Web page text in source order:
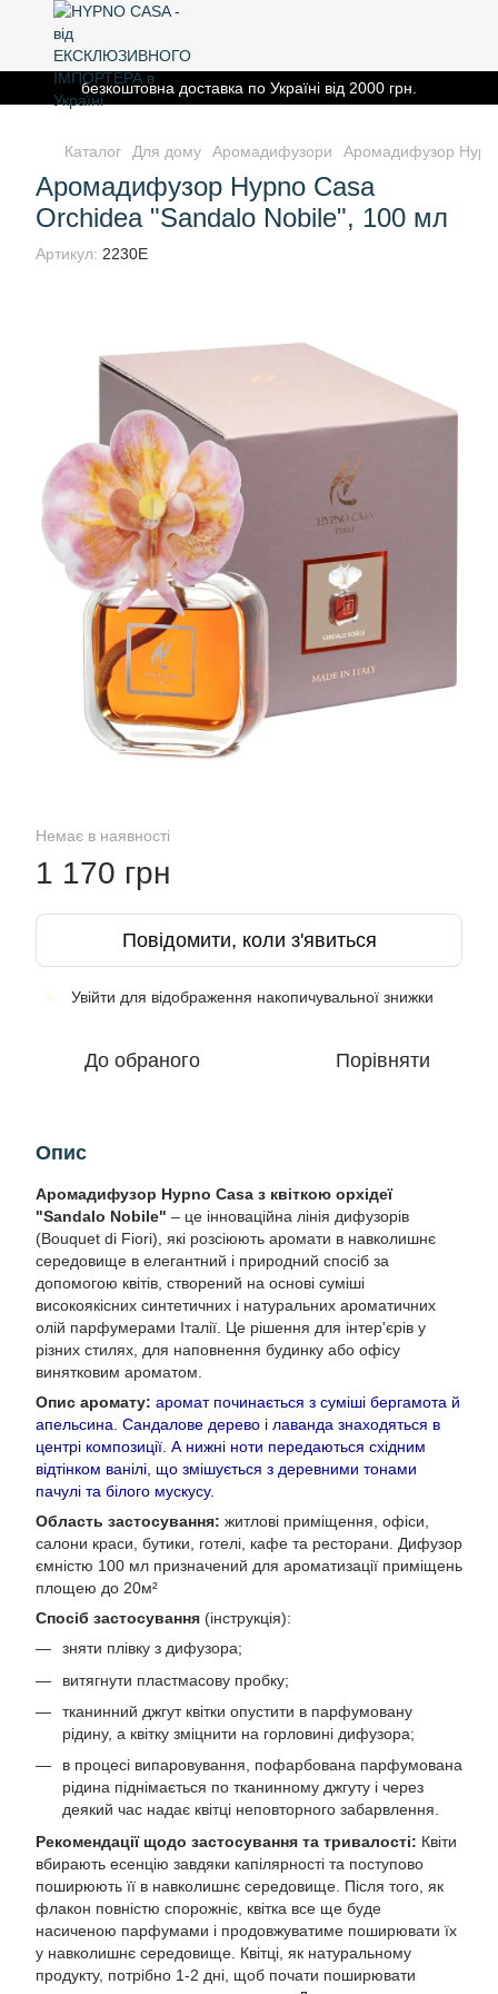
безкоштовна доставка по Україні від 2000 грн.
Каталог Для дому Аромадифузори Аромадифузор
Аромадифузор Hypno Casa
Orchidea "Sandalo Nobile", 100 мл
Артикул: 2230E
Немає в наявності
1 170 грн
Повідомити, коли з'явиться
Увійти для відображення накопичувальної знижки
До обраного Порівняти
Опис
Аромадифузор Hypno Casa з квіткою орхідеї
"Sandalo Nobile" – це інноваційна лінія дифузорів
(Bouquet di Fiori), які розсіюють аромати в навколишнє
середовище в елегантний і природний спосіб за
допомогою квітів, створений на основі суміші
високоякісних синтетичних і натуральних ароматичних
олій парфумерами Італії. Це рішення для інтер'єрів у
різних стилях, для наповнення будинку або офісу
винятковим ароматом.
Опис аромату: аромат починається з суміші бергамота й
апельсина. Сандалове дерево і лаванда знаходяться в
центрі композиції. А нижні ноти передаються східним
відтінком ванілі, що змішується з деревними тонами
пачулі та білого мускусу.
Область застосування: житлові приміщення, офіси,
салони краси, бутики, готелі, кафе та ресторани. Дифузор
ємністю 100 мл призначений для ароматизації приміщень
площею до 20м²
Спосіб застосування (інструкція):
зняти плівку з дифузора;
витягнути пластмасову пробку;
тканинний джгут квітки опустити в парфумовану
рідину, а квітку зміцнити на горловині дифузора;
в процесі випаровування, пофарбована парфумована
рідина піднімається по тканинному джгуту і через
деякий час надає квітці неповторного забарвлення.
Рекомендації щодо застосування та тривалості: Квіти
вбирають есенцію завдяки капілярності та поступово
поширюють її в навколишнє середовище. Після того, як
флакон повністю спорожніє, квітка все ще буде
насиченою парфумами і продовжуватиме поширювати їх
у навколишнє середовище. Квітці, як натуральному
продукту, потрібно 1-2 дні, щоб почати поширювати